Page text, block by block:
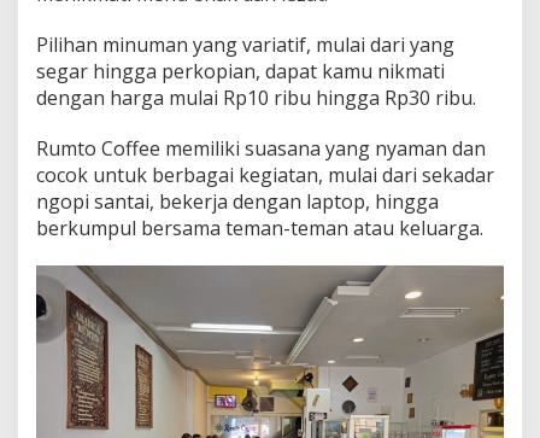
Pilihan minuman yang variatif, mulai dari yang
segar hingga perkopian, dapat kamu nikmati
dengan harga mulai Rp10 ribu hingga Rp30 ribu.
Rumto Coffee memiliki suasana yang nyaman dan
cocok untuk berbagai kegiatan, mulai dari sekadar
ngopi santai, bekerja dengan laptop, hingga
berkumpul bersama teman-teman atau keluarga.